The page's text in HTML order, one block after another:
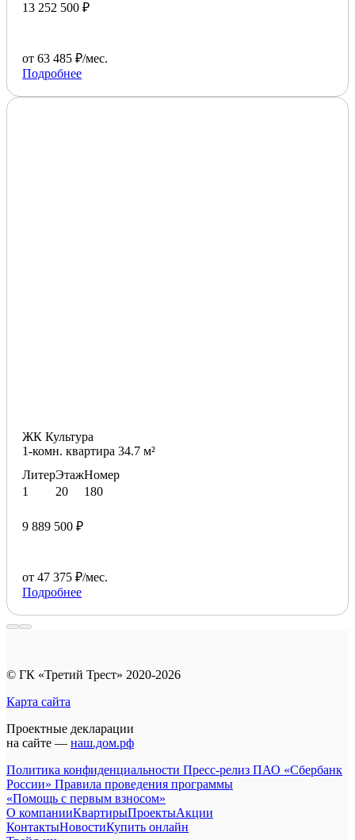
13 252 500 ₽
от 63 485 ₽/мес.
Подробнее
ЖК Культура
1-комн. квартира 34.7 м²
Литер
1
Этаж
20
Номер
180
9 889 500 ₽
от 47 375 ₽/мес.
Подробнее
© ГК «Третий Трест» 2020-2026
Карта сайта
Проектные декларации
на сайте — наш.дом.рф
Политика конфиденциальности Пресс-релиз ПАО «Сбербанк
России» Правила проведения программы
«Помощь с первым взносом»
О компанииКвартирыПроектыАкции
КонтактыНовостиКупить онлайн